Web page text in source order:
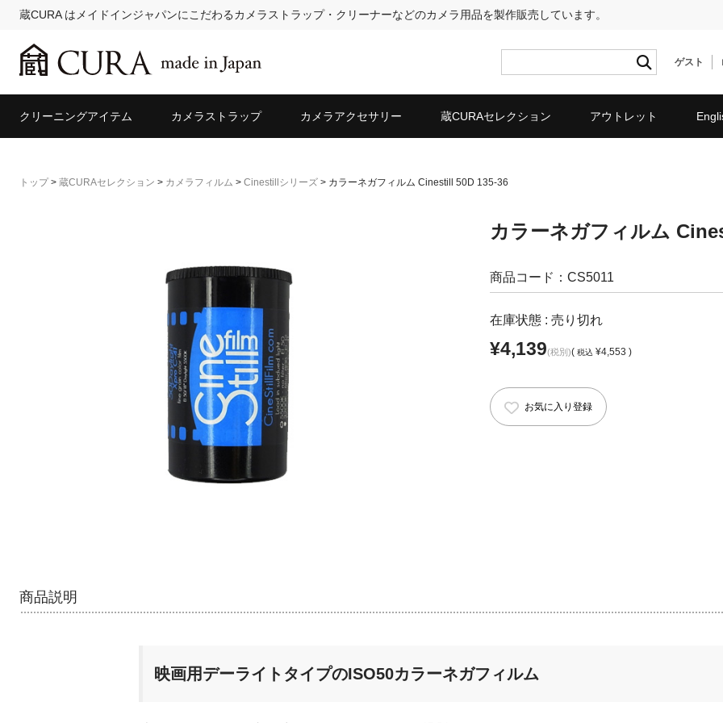
蔵CURA はメイドインジャパンにこだわるカメラストラップ・クリーナーなどのカメラ用品を製作販売しています。
ゲスト
クリーニングアイテム カメラストラップ カメラアクセサリー 蔵CURAセレクション アウトレット
トップ> 蔵CURAセレクション > カメラフィルム > Cinestillシリーズ > カラーネガフィルム Cinestill 50D 135-36
カラーネガフィルム
商品コード：CS5011
在庫状態 : 売り切れ
¥4,139(税別)(税込 ¥4,553 )
お気に入り登録
商品説明
映画用デーライトタイプのISO50カラーネガフィルム